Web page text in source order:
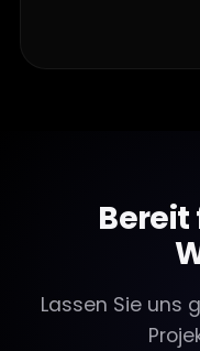
Bereit
Lassen Sie uns